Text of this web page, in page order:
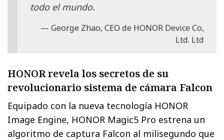
todo el mundo.
George Zhao, CEO de HONOR Device Co,
Ltd. Ltd
HONOR revela los secretos de su
revolucionario sistema de cámara Falcon
Equipado con la nueva tecnología HONOR
Image Engine, HONOR Magic5 Pro estrena un
algoritmo de captura Falcon al milisegundo que